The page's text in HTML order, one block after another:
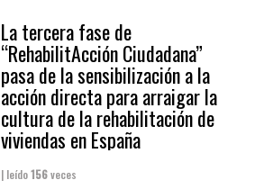
La tercera fase de
“RehabilitAcción Ciudadana”
pasa de la sensibilización a la
acción directa para arraigar la
cultura de la rehabilitación de
viviendas en España
| leído156veces